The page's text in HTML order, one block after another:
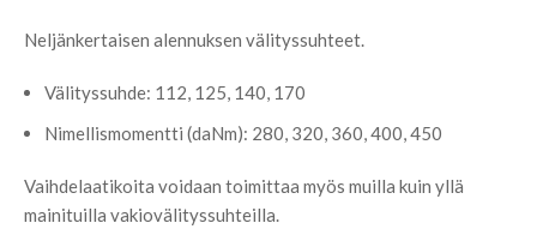
Neljänkertaisen alennuksen välityssuhteet.
Välityssuhde: 112, 125, 140, 170
Nimellismomentti (daNm): 280, 320, 360, 400, 450
Vaihdelaatikoita voidaan toimittaa myös muilla kuin yllä
mainituilla vakiovälityssuhteilla.